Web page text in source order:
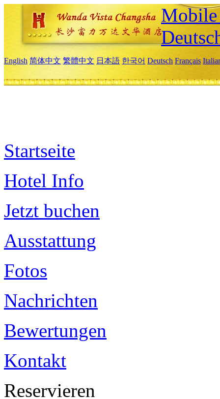
English 简体中文 繁體中文 日本語 한국어 Deutsch Français
Startseite
Hotel Info
Jetzt buchen
Ausstattung
Fotos
Nachrichten
Bewertungen
Kontakt
Reservieren